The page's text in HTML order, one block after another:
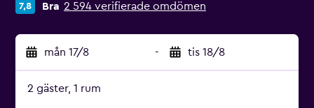
7,8 Bra 2 594 verifierade omdömen
mån 17/8 - tis 18/8
2 gäster, 1 rum